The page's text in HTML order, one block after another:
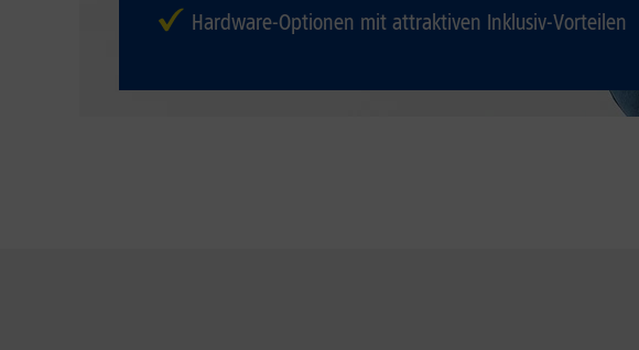
Hardware-Optionen mit attraktiven Inklusiv-Vorteilen